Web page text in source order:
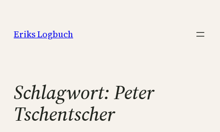
springen
Eriks Logbuch
Schlagwort:Peter
Tschentscher